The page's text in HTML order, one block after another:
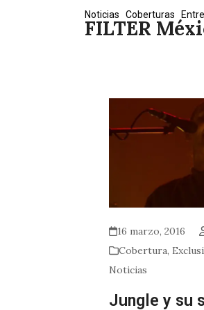
FILTER
Noticias Coberturas
16 marzo, 2016
Cobertura,
Noticias
Jungle y su